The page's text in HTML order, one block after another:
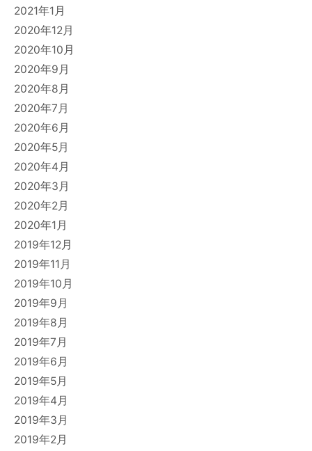
2021年1月
2020年12月
2020年10月
2020年9月
2020年8月
2020年7月
2020年6月
2020年5月
2020年4月
2020年3月
2020年2月
2020年1月
2019年12月
2019年11月
2019年10月
2019年9月
2019年8月
2019年7月
2019年6月
2019年5月
2019年4月
2019年3月
2019年2月